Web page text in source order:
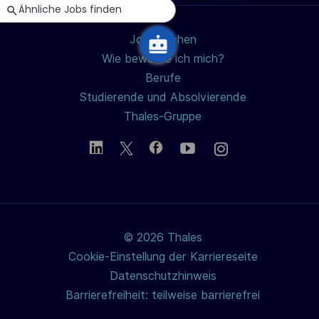
n
Jobs suchen
Wie bewerbe ich mich?
Berufe
Studierende und Absolvierende
Thales-Gruppe
© 2026 Thales
Cookie-Einstellung der Karriereseite
Datenschutzhinweis
Barrierefreiheit: teilweise barrierefrei
Ähnliche Jobs finden